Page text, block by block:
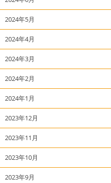
2024年5月
2024年4月
2024年3月
2024年2月
2024年1月
2023年12月
2023年11月
2023年10月
2023年9月